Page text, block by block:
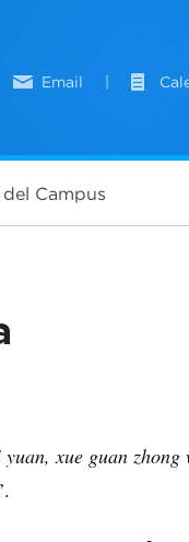
Email
Campus
yuan, xue guan zhong